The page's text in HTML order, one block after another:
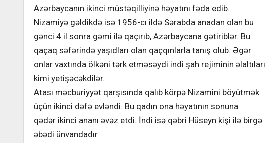
Azərbaycanın ikinci müstəqilliyinə həyatını fəda edib.
Nizamiyə gəldikdə isə 1956-cı ildə Sərabda anadan olan bu
gənci 4 il sonra gəmi ilə qaçırıb, Azərbaycana gətiriblər. Bu
qaçaq səfərində yaşıdları olan qaçqınlarla tanış olub. Əgər
onlar vaxtında ölkəni tərk etməsəydi indi şah rejiminin əlaltıları
kimi yetişəcəkdilər.
Atası məcburiyyət qarşısında qalıb körpə Nizamini böyütmək
üçün ikinci dəfə evləndi. Bu qadın ona həyatının sonuna
qədər ikinci ananı əvəz etdi. İndi isə qəbri Hüseyn kişi ilə birgə
əbədi ünvandadır.